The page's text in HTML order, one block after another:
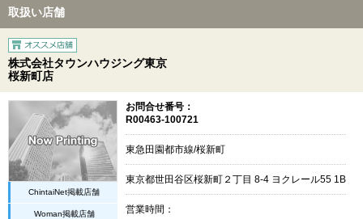
取扱い店舗
株式会社タウンハウジング東京
桜新町店
ChintaiNet掲載店舗
Woman掲載店舗
お問合せ番号：
R00463-100721
東急田園都市線/桜新町
東京都世田谷区桜新町２丁目 8-4 ヨクレール55 1B
営業時間：